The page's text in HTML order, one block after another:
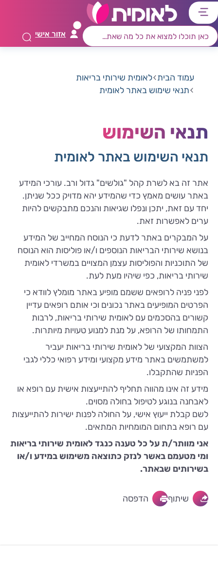
דלג
לתפריט
ראשי
דלג
לרכיב
חיפוש
דלג
לתוכן
מרכזי
דלג
לאזור
קישורים
אזור אישי
עמוד הבית לאומית שירותי בריאות
תנאי שימוש באתר לאומית
תנאי השימוש
תנאי השימוש באתר לאומית
אתר זה בא לשרת קהל "גולשים" גדול ורב. עורכי המידע
באתר עושים מאמץ כדי שהמידע יהא מדויק ככל שניתן.
יחד עם זאת, יתכן ונפלו שגיאות והנכם מתבקשים להיות
ערים לאפשרות זאת.
על המבקרים באתר לדעת כי הנוסח המחייב של המידע
בנושא שירותי הבריאות הנוספים ו/או פוליסות הוא הנוסח
של התוכניות והפוליסות עצמן המצויים במשרדי לאומית
שירותי בריאות, כפי שיהיו מעת לעת.
לפני פניה לרופאים ששמם מופיע באתר מומלץ לוודא כי
הפרטים המופיעים באתר נכונים וכי אותם רופאים עדיין
קשורים בהסכמים עם לאומית שירותי בריאות, לרבות
התמחותו של הרופא, על מנת למנוע טעויות מיותרות.
הצוות המקצועי של לאומית שירותי בריאות יעביר
למשתמשים באתר מידע מקצועי ומידע רפואי כללי לגבי
הפניות שהתקבלו.
מידע זה אינו מהווה תחליף להתייעצות אישית עם רופא או
לאבחנה בנוגע לטיפול בחולה מסוים.
לשם קבלת ייעוץ אישי, על החולה לפנות ישירות להתייעצות
עם רופא בתחום המומחיות המתאים.
אני מוותר/ת על כל טענה כנגד לאומית שירותי בריאות
ומי מטעמם באשר לנזק כתוצאה משימוש במידע ו/או
בשירותים שבאתר.
שיתוף הדפסה